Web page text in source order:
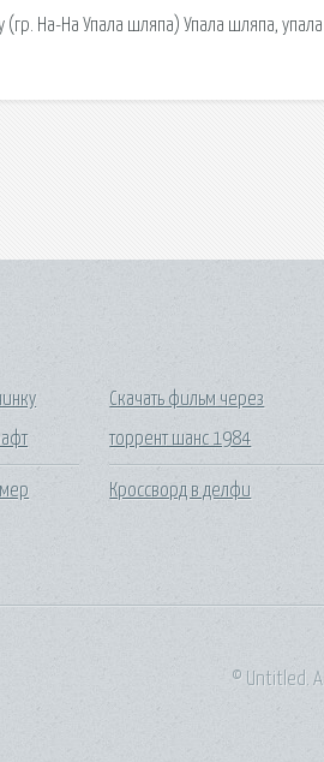
На-На Упала шляпа) Упала шляпа,
Скачать фильм через
торрент шанс 1984
Кроссворд в делфи
© Untitled.